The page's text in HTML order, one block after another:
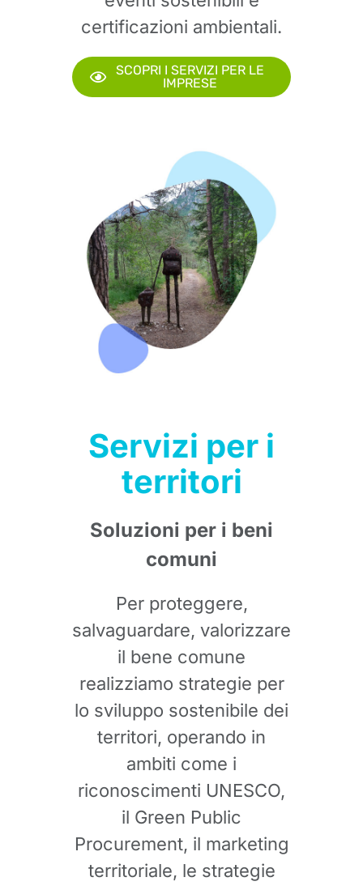
certificazioni ambientali.
SCOPRI I SERVIZI PER LE
IMPRESE
Servizi per i
territori
Soluzioni per i beni
comuni
Per proteggere,
salvaguardare, valorizzare
il bene comune
realizziamo strategie per
lo sviluppo sostenibile dei
territori, operando in
ambiti come i
riconoscimenti UNESCO,
il Green Public
Procurement, il marketing
territoriale, le strategie